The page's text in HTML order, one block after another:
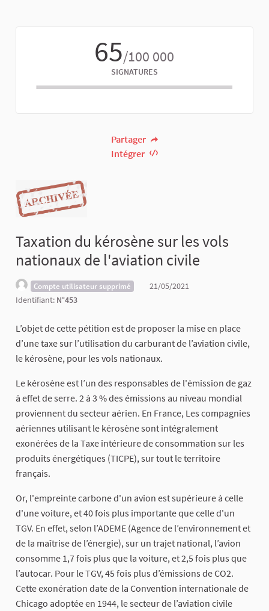
65/100 000
SIGNATURES
Partager
Intégrer
Taxation du kérosène sur les vols
nationaux de l'aviation civile
Compte utilisateur supprimé
21/05/2021
Identifiant: N°453
L’objet de cette pétition est de proposer la mise en place
d’une taxe sur l’utilisation du carburant de l’aviation civile,
le kérosène, pour les vols nationaux.
Le kérosène est l’un des responsables de l'émission de gaz
à effet de serre. 2 à 3 % des émissions au niveau mondial
proviennent du secteur aérien. En France, Les compagnies
aériennes utilisant le kérosène sont intégralement
exonérées de la Taxe intérieure de consommation sur les
produits énergétiques (TICPE), sur tout le territoire
français.
Or, l'empreinte carbone d'un avion est supérieure à celle
d'une voiture, et 40 fois plus importante que celle d'un
TGV. En effet, selon l’ADEME (Agence de l’environnement et
de la maîtrise de l’énergie), sur un trajet national, l’avion
consomme 1,7 fois plus que la voiture, et 2,5 fois plus que
l’autocar. Pour le TGV, 45 fois plus d’émissions de CO2.
Cette exonération date de la Convention internationale de
Chicago adoptée en 1944, le secteur de l’aviation civile